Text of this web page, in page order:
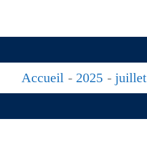
Accueil 2025 juillet